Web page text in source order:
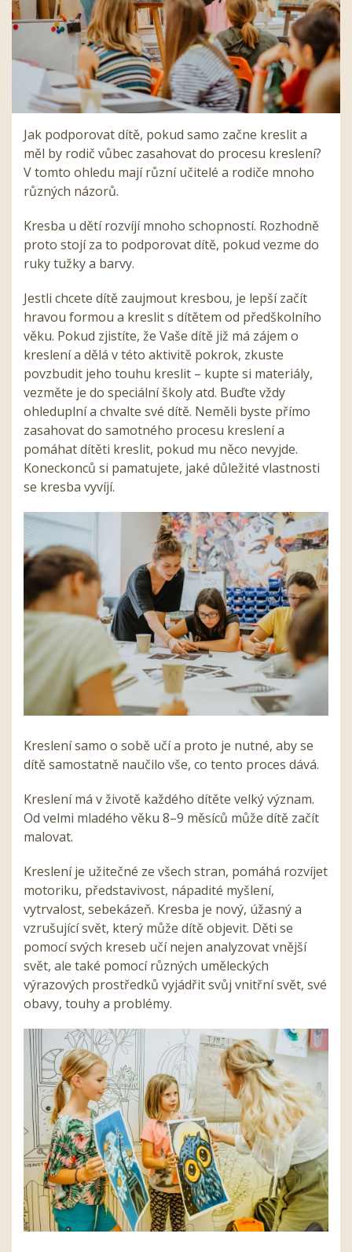
Jak podporovat dítě, pokud samo začne kreslit a
měl by rodič vůbec zasahovat do procesu kreslení?
V tomto ohledu mají různí učitelé a rodiče mnoho
různých názorů.
Kresba u dětí rozvíjí mnoho schopností. Rozhodně
proto stojí za to podporovat dítě, pokud vezme do
ruky tužky a barvy.
Jestli chcete dítě zaujmout kresbou, je lepší začít
hravou formou a kreslit s dítětem od předškolního
věku. Pokud zjistíte, že Vaše dítě již má zájem o
kreslení a dělá v této aktivitě pokrok, zkuste
povzbudit jeho touhu kreslit – kupte si materiály,
vezměte je do speciální školy atd. Buďte vždy
ohleduplní a chvalte své dítě. Neměli byste přímo
zasahovat do samotného procesu kreslení a
pomáhat dítěti kreslit, pokud mu něco nevyjde.
Koneckonců si pamatujete, jaké důležité vlastnosti
se kresba vyvíjí.
Kreslení samo o sobě učí a proto je nutné, aby se
dítě samostatně naučilo vše, co tento proces dává.
Kreslení má v životě každého dítěte velký význam.
Od velmi mladého věku 8–9 měsíců může dítě začít
malovat.
Kreslení je užitečné ze všech stran, pomáhá rozvíjet
motoriku, představivost, nápadité myšlení,
vytrvalost, sebekázeň. Kresba je nový, úžasný a
vzrušující svět, který může dítě objevit. Děti se
pomocí svých kreseb učí nejen analyzovat vnější
svět, ale také pomocí různých uměleckých
výrazových prostředků vyjádřit svůj vnitřní svět, své
obavy, touhy a problémy.